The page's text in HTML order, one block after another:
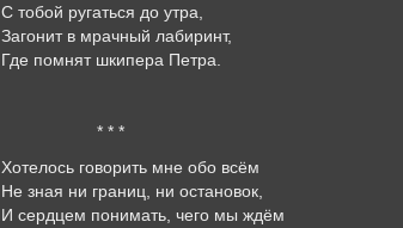
С тобой ругаться до утра,
Загонит в мрачный лабиринт,
Где помнят шкипера Петра.
* * *
Хотелось говорить мне обо всём
Не зная ни границ, ни остановок,
И сердцем понимать, чего мы ждём